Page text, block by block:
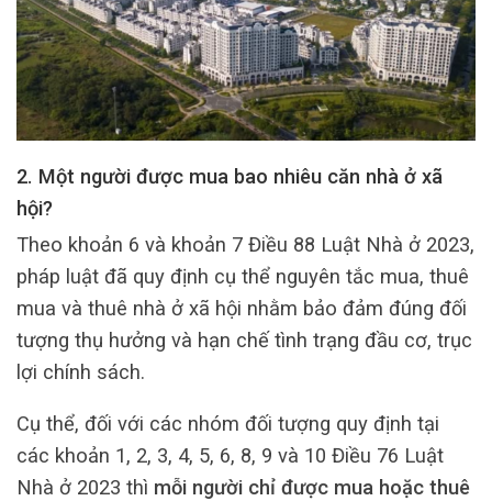
2. Một người được mua bao nhiêu căn nhà ở xã
hội?
Theo khoản 6 và khoản 7 Điều 88 Luật Nhà ở 2023,
pháp luật đã quy định cụ thể nguyên tắc mua, thuê
mua và thuê nhà ở xã hội nhằm bảo đảm đúng đối
tượng thụ hưởng và hạn chế tình trạng đầu cơ, trục
lợi chính sách.
Cụ thể, đối với các nhóm đối tượng quy định tại
các khoản 1, 2, 3, 4, 5, 6, 8, 9 và 10 Điều 76 Luật
Nhà ở 2023 thì mỗi người chỉ được mua hoặc thuê